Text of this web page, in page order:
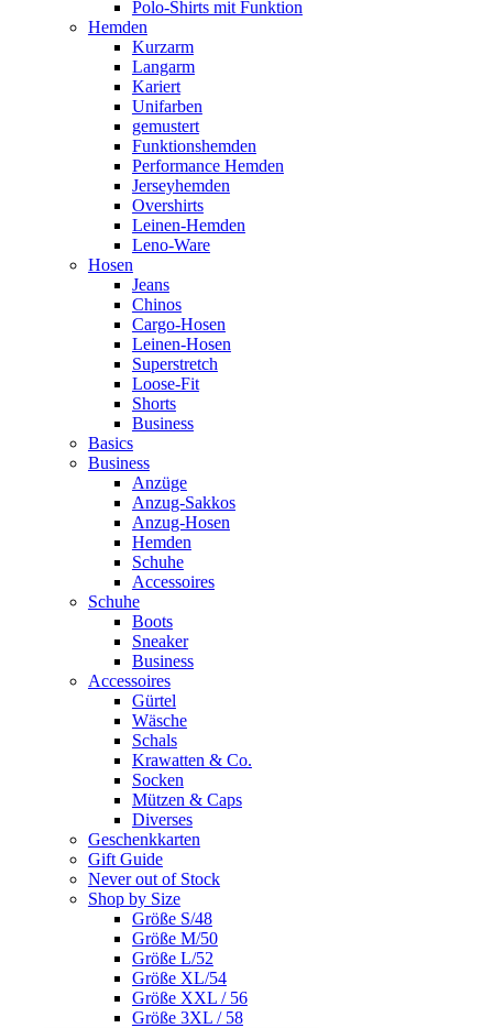
Polo-Shirts mit Funktion
Hemden
Kurzarm
Langarm
Kariert
Unifarben
gemustert
Funktionshemden
Performance Hemden
Jerseyhemden
Overshirts
Leinen-Hemden
Leno-Ware
Hosen
Jeans
Chinos
Cargo-Hosen
Leinen-Hosen
Superstretch
Loose-Fit
Shorts
Business
Basics
Business
Anzüge
Anzug-Sakkos
Anzug-Hosen
Hemden
Schuhe
Accessoires
Schuhe
Boots
Sneaker
Business
Accessoires
Gürtel
Wäsche
Schals
Krawatten & Co.
Socken
Mützen & Caps
Diverses
Geschenkkarten
Gift Guide
Never out of Stock
Shop by Size
Größe S/48
Größe M/50
Größe L/52
Größe XL/54
Größe XXL / 56
Größe 3XL / 58